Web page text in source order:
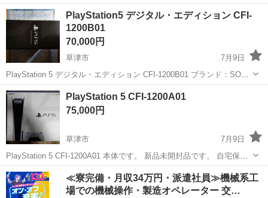
Revolution専用コントローラー」 長期自宅保管をしていた為、箱等に
汚れがあります。 ご理解頂ける方のお問い合わ...
滋賀 近江八幡市 近江八幡駅 テレビゲーム
ダンスダンスレボリューション
PlayStation5 デジタル・エディション CFI-
1200B01
70,000円
草津市
7月9日
PlayStation 5 デジタル・エディション CFI-1200B01 ブランド：SONY
PlayStation パッケージ種類：軽量版 セット内容：本体のみ 色：ホワ
イト系 新品未開封です。
滋賀 草津市
PlayStation 5 CFI-1200A01
75,000円
草津市
7月9日
PlayStation 5 CFI-1200A01 本体です。 新品未開封品です。 自宅保管
のため、神経質な方はご遠慮ください。 【ブランド】SONY 【カテゴ
リ】本体 【商品の状態】未使用 【型番】CF...
滋賀 草津市 テレビゲーム SONY
≪寮完備・月収34万円・派遣社員≫機械系工
場での機械操作・製造オペレーター 交…